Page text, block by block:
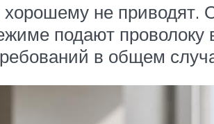
не приводят.
подают
в общем